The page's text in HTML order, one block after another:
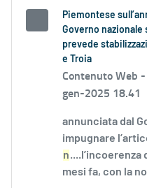
Piemontese
Governo nazionale
prevede
e Troia
Contenuto Web -
gen-2025 18.41
annunciata dal
impugnare
n....l’incoerenza
mesi fa, con la